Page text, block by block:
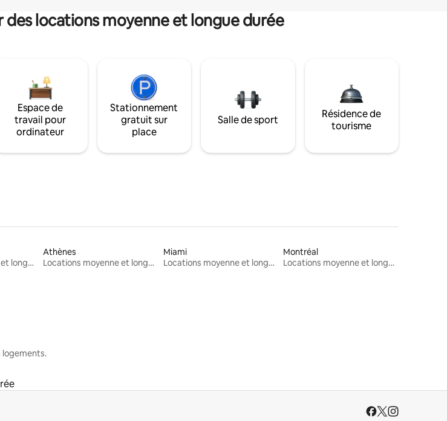
locations moyenne et longue durée
Espace de
travail pour
ordinateur
Stationnement
gratuit sur
place
Salle de sport
Résidence de
tourisme
Locations moyenne et longue durée
Athènes
Locations moyenne et longue durée
Miami
Locations moyenne et longue durée
Montréal
Locations moyenne et longue durée
logements.